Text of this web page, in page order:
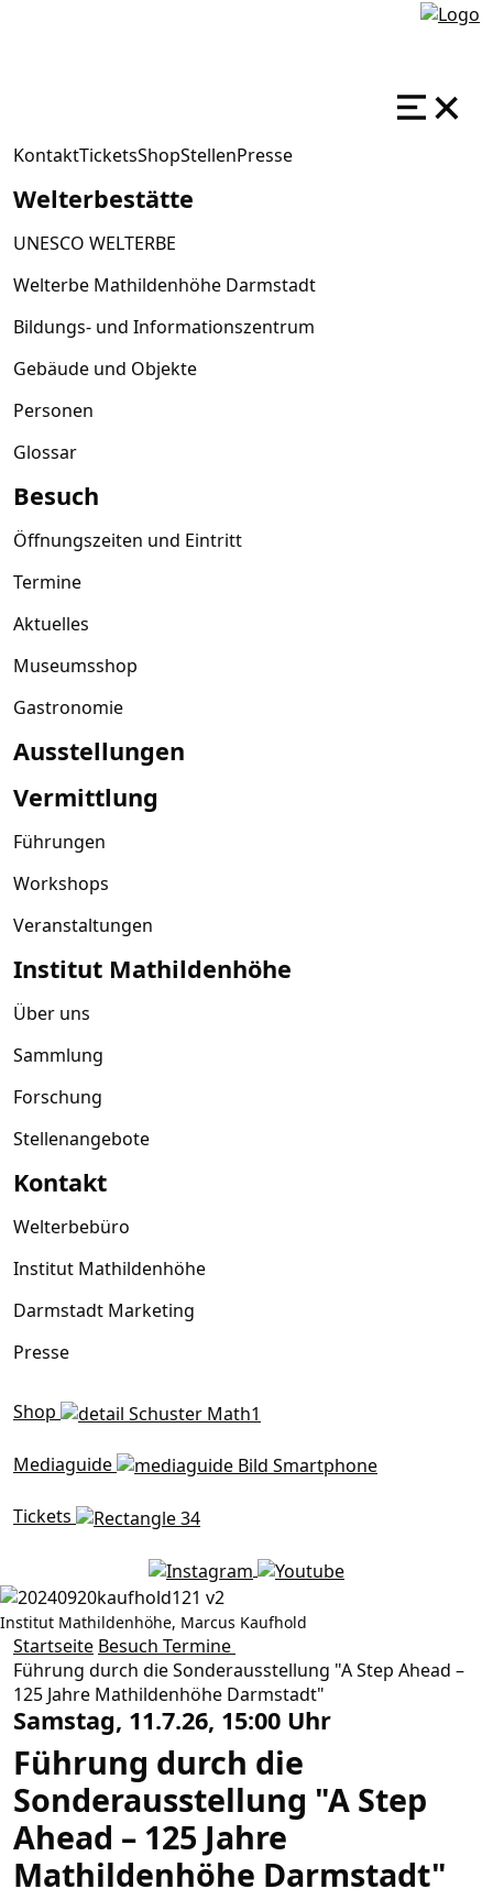
KontaktTicketsShopStellenPresse
Welterbestätte
UNESCO WELTERBE
Welterbe Mathildenhöhe Darmstadt
Bildungs- und Informationszentrum
Gebäude und Objekte
Personen
Glossar
Besuch
Öffnungszeiten und Eintritt
Termine
Aktuelles
Museumsshop
Gastronomie
Ausstellungen
Vermittlung
Führungen
Workshops
Veranstaltungen
Institut Mathildenhöhe
Über uns
Sammlung
Forschung
Stellenangebote
Kontakt
Welterbebüro
Institut Mathildenhöhe
Darmstadt Marketing
Presse
Shop
Mediaguide
Tickets
Institut Mathildenhöhe, Marcus Kaufhold
Führung durch die
Startseite Besuch Termine
Führung durch die Sonderausstellung "A Step Ahead –
125 Jahre Mathildenhöhe Darmstadt"
Samstag, 11.7.26, 15:00 Uhr
Führung durch die
Sonderausstellung "A Step
Ahead – 125 Jahre
Mathildenhöhe Darmstadt"